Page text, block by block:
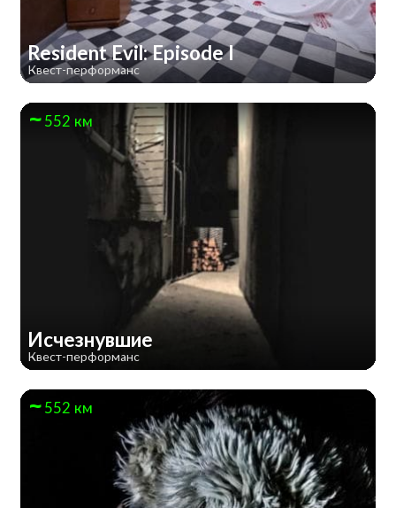
Resident Evil: Episode I
Квест-перформанс
552 км
Исчезнувшие
Квест-перформанс
552 км